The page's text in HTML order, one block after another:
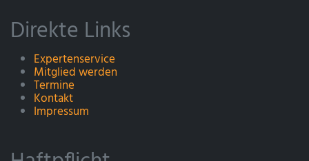
Direkte Links
Expertenservice
Mitglied werden
Termine
Kontakt
Impressum